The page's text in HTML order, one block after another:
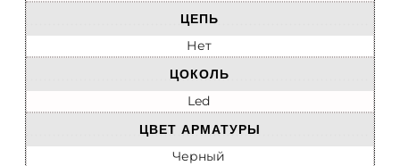
ЦЕПЬ
Нет
ЦОКОЛЬ
Led
ЦВЕТ АРМАТУРЫ
Черный